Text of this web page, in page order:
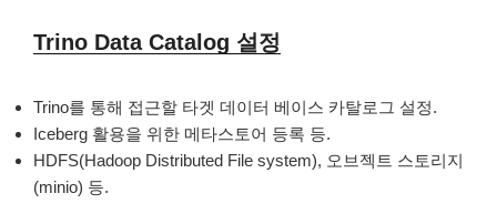
Trino Data Catalog 설정
Trino를 통해 접근할 타겟 데이터 베이스 카탈로그 설정.
Iceberg 활용을 위한 메타스토어 등록 등.
HDFS(Hadoop Distributed File system), 오브젝트 스토리지
(minio) 등.